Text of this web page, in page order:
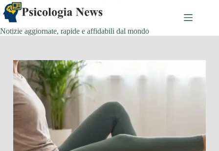
Salta
al
contenuto
Notizie aggiornate, rapide e affidabili dal mondo